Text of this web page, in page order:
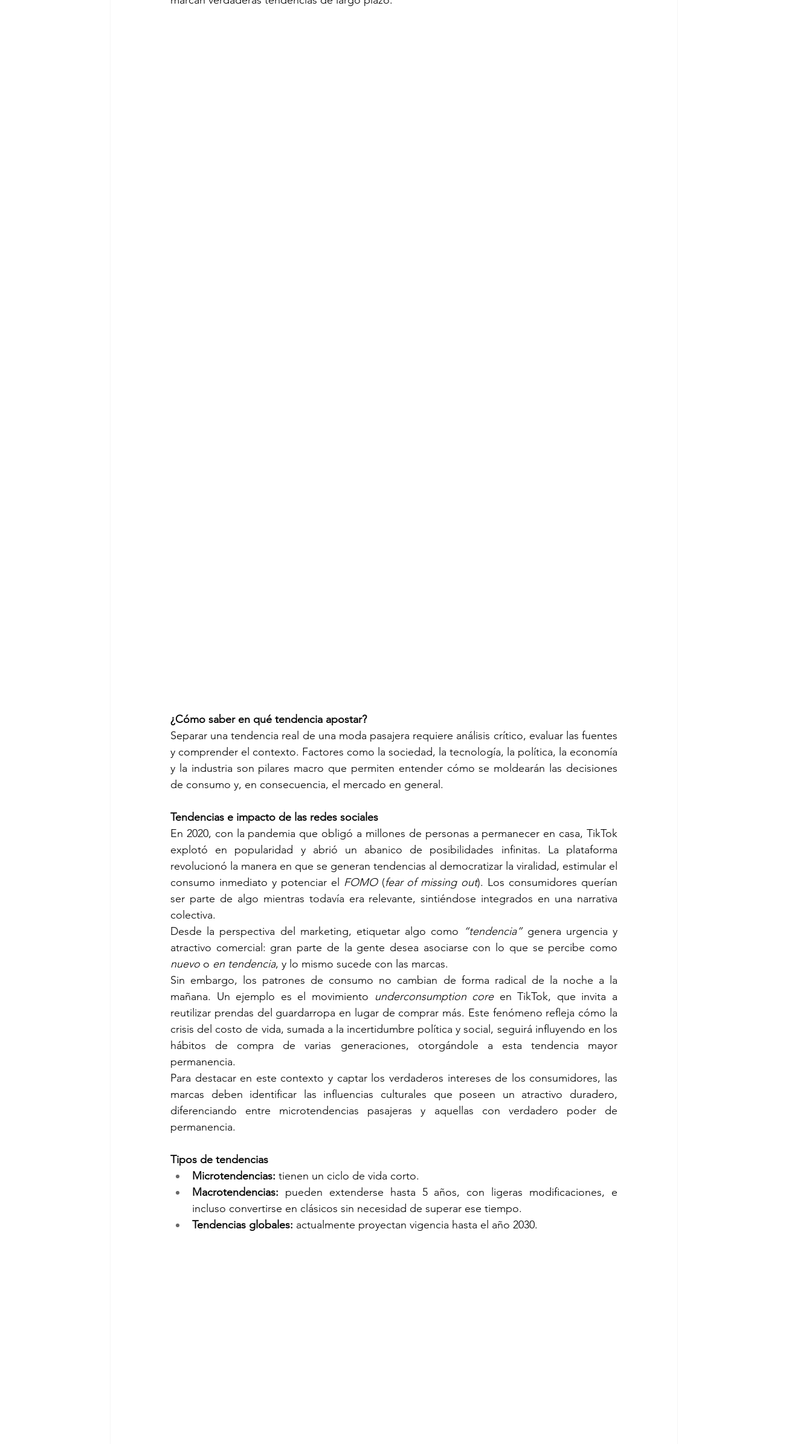
¿Cómo saber en qué tendencia apostar?
Separar una tendencia real de una moda pasajera requiere análisis crítico, evaluar las fuentes
y comprender el contexto. Factores como la sociedad, la tecnología, la política, la economía
y la industria son pilares macro que permiten entender cómo se moldearán las decisiones
de consumo y, en consecuencia, el mercado en general.
Tendencias e impacto de las redes sociales
En 2020, con la pandemia que obligó a millones de personas a permanecer en casa, TikTok
explotó en popularidad y abrió un abanico de posibilidades infinitas. La plataforma
revolucionó la manera en que se generan tendencias al democratizar la viralidad, estimular el
consumo inmediato y potenciar el FOMO (fear of missing out). Los consumidores querían
ser parte de algo mientras todavía era relevante, sintiéndose integrados en una narrativa
colectiva.
Desde la perspectiva del marketing, etiquetar algo como “tendencia” genera urgencia y
nuevo o en tendencia, y lo mismo sucede con las marcas.
Sin embargo, los patrones de consumo no cambian de forma radical de la noche a la
mañana. Un ejemplo es el movimiento underconsumption core en TikTok, que invita a
reutilizar prendas del guardarropa en lugar de comprar más. Este fenómeno refleja cómo la
crisis del costo de vida, sumada a la incertidumbre política y social, seguirá influyendo en los
hábitos de compra de varias generaciones, otorgándole a esta tendencia mayor
permanencia.
Para destacar en este contexto y captar los verdaderos intereses de los consumidores, las
marcas deben identificar las influencias culturales que poseen un atractivo duradero,
diferenciando entre microtendencias pasajeras y aquellas con verdadero poder de
permanencia.
Tipos de tendencias
Microtendencias: tienen un ciclo de vida corto.
Macrotendencias: pueden extenderse hasta 5 años, con ligeras modificaciones, e
incluso convertirse en clásicos sin necesidad de superar ese tiempo.
Tendencias globales: actualmente proyectan vigencia hasta el año 2030.